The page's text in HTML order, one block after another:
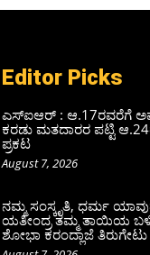
Editor Picks
ಎಸ್‌ಐಆರ್‌ : ಆ.17ರವರೆಗೆ
ಕರಡು ಮತದಾರರ ಪಟ್ಟಿ
ಪ್ರಕಟ
August 7, 2026
ನಮ್ಮ ಸಂಸ್ಕೃತಿ, ಧರ್ಮ
ಯತೀಂದ್ರ ತಮ್ಮ ತಾಯಿಯ
ಶೋಭಾ ಕರಂದ್ಲಾಜೆ ತಿರುಗೇಟು